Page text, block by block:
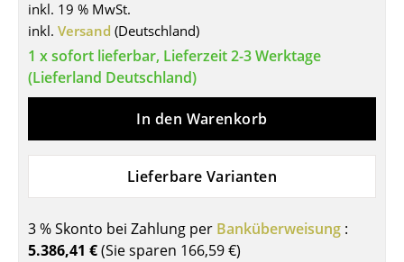
Couchtische
Schreibtische
Konferenztische
Stehtische & Stehpulte
Gartentische
inkl. 19 % MwSt.
inkl. Versand (Deutschland)
1 x sofort lieferbar, Lieferzeit 2-3 Werktage
(Lieferland Deutschland)
In den Warenkorb
Lieferbare Varianten
3 % Skonto bei Zahlung per Banküberweisung :
5.386,41 €(Sie sparen 166,59 €)